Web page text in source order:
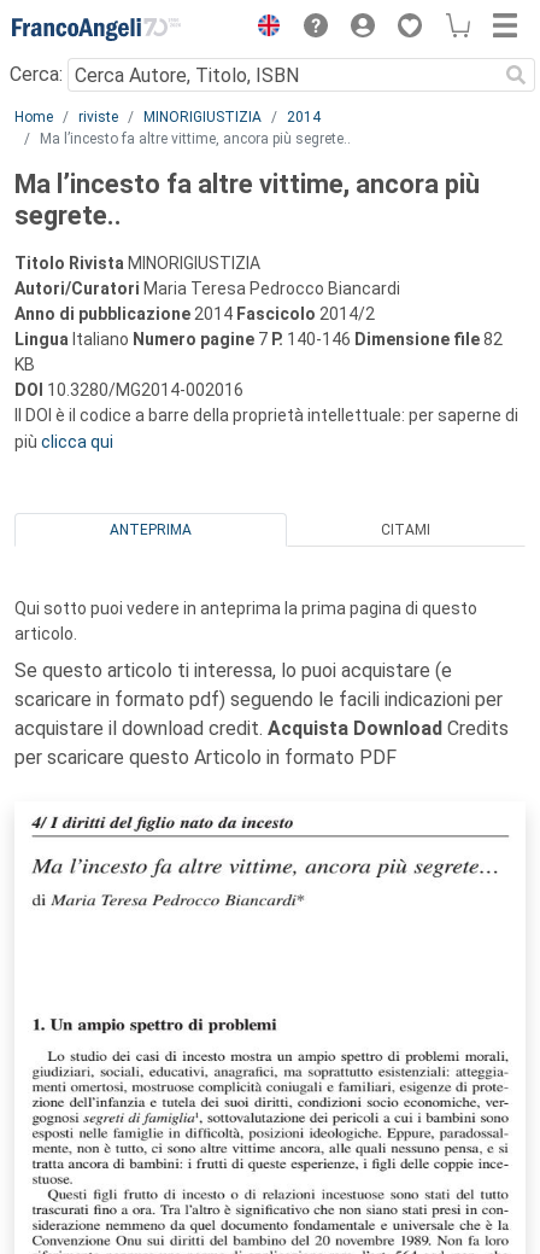
Menu
Cerca:
Main content
Home riviste MINORIGIUSTIZIA
2014
Ma l’incesto fa altre vittime, ancora più segrete..
Ma l’incesto fa altre vittime, ancora più
segrete..
Titolo Rivista MINORIGIUSTIZIA
Autori/Curatori Maria Teresa Pedrocco Biancardi
Anno di pubblicazione 2014 Fascicolo 2014/2
Lingua Italiano Numero pagine 7 P. 140-146 Dimensione file82
KB
DOI 10.3280/MG2014-002016
Il DOI è il codice a barre della proprietà intellettuale: per saperne di
più clicca qui
ANTEPRIMA CITAMI
Qui sotto puoi vedere in anteprima la prima pagina di questo
articolo.
Se questo articolo ti interessa, lo puoi acquistare (e
scaricare in formato pdf) seguendo le facili indicazioni per
acquistare il download credit. Acquista Download Credits
per scaricare questo Articolo in formato PDF